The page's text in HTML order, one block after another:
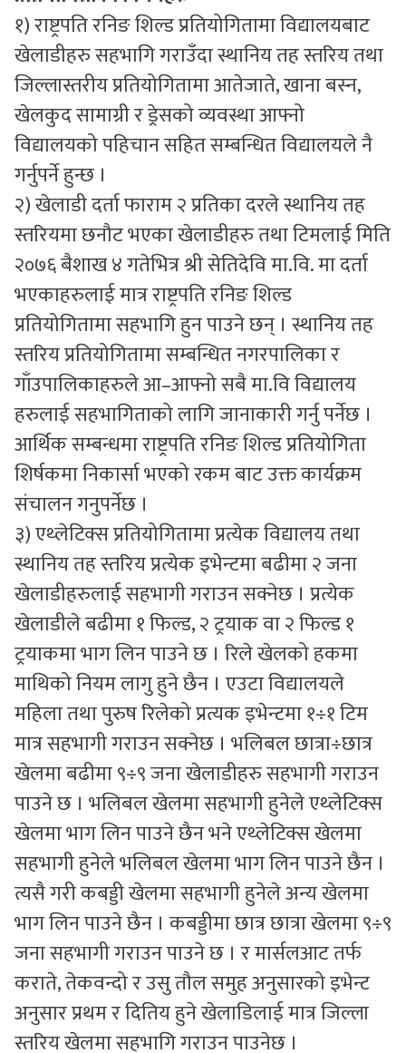
१) राष्ट्रपति रनिङ शिल्ड प्रतियोगितामा विद्यालयबाट
खेलाडीहरु सहभागि गराउँदा स्थानिय तह स्तरिय तथा
जिल्लास्तरीय प्रतियोगितामा आतेजाते, खाना बस्न,
खेलकुद सामाग्री र ड्रेसको व्यवस्था आफ्नो
विद्यालयको पहिचान सहित सम्बन्धित विद्यालयले नै
गर्नुपर्ने हुन्छ ।
२) खेलाडी दर्ता फाराम २ प्रतिका दरले स्थानिय तह
स्तरियमा छनौट भएका खेलाडीहरु तथा टिमलाई मिति
२०७६ बैशाख ४ गतेभित्र श्री सेतिदेवि मा.वि. मा दर्ता
भएकाहरुलाई मात्र राष्ट्रपति रनिङ शिल्ड
प्रतियोगितामा सहभागि हुन पाउने छन् । स्थानिय तह
स्तरिय प्रतियोगितामा सम्बन्धित नगरपालिका र
गाँउपालिकाहरुले आ–आफ्नो सबै मा.वि विद्यालय
हरुलाई सहभागिताको लागि जानाकारी गर्नु पर्नेछ ।
आर्थिक सम्बन्धमा राष्ट्रपति रनिङ शिल्ड प्रतियोगिता
शिर्षकमा निकार्सा भएको रकम बाट उक्त कार्यक्रम
संचालन गनुपर्नेछ ।
३) एथ्लेटिक्स प्रतियोगितामा प्रत्येक विद्यालय तथा
स्थानिय तह स्तरिय प्रत्येक इभेन्टमा बढीमा २ जना
खेलाडीहरुलाई सहभागी गराउन सक्नेछ । प्रत्येक
खेलाडीले बढीमा १ फिल्ड, २ ट्रयाक वा २ फिल्ड १
ट्रयाकमा भाग लिन पाउने छ । रिले खेलको हकमा
माथिको नियम लागु हुने छैन । एउटा विद्यालयले
महिला तथा पुरुष रिलेको प्रत्यक इभेन्टमा १÷१ टिम
मात्र सहभागी गराउन सक्नेछ । भलिबल छात्रा÷छात्र
खेलमा बढीमा ९÷९ जना खेलाडीहरु सहभागी गराउन
पाउने छ । भलिबल खेलमा सहभागी हुनेले एथ्लेटिक्स
खेलमा भाग लिन पाउने छैन भने एथ्लेटिक्स खेलमा
सहभागी हुनेले भलिबल खेलमा भाग लिन पाउने छैन ।
त्यसै गरी कबड्डी खेलमा सहभागी हुनेले अन्य खेलमा
भाग लिन पाउने छैन । कबड्डीमा छात्र छात्रा खेलमा ९÷९
जना सहभागी गराउन पाउने छ । र मार्सलआट तर्फ
कराते, तेकवन्दो र उसु तौल समुह अनुसारको इभेन्ट
अनुसार प्रथम र दितिय हुने खेलाडिलाई मात्र जिल्ला
स्तरिय खेलमा सहभागि गराउन पाउनेछ ।